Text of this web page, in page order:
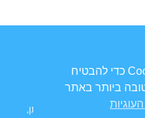
אורוגניקולוג | טיפולי בריחת שתן,
אתר זה משתמש בקובצי Cookie כדי להבטיח
ביותר באתר